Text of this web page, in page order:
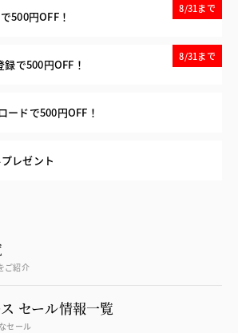
500円OFF！
8/31まで
で500円OFF！
8/31まで
ードで500円OFF！
レゼント
ご紹介
セール情報一覧
セール